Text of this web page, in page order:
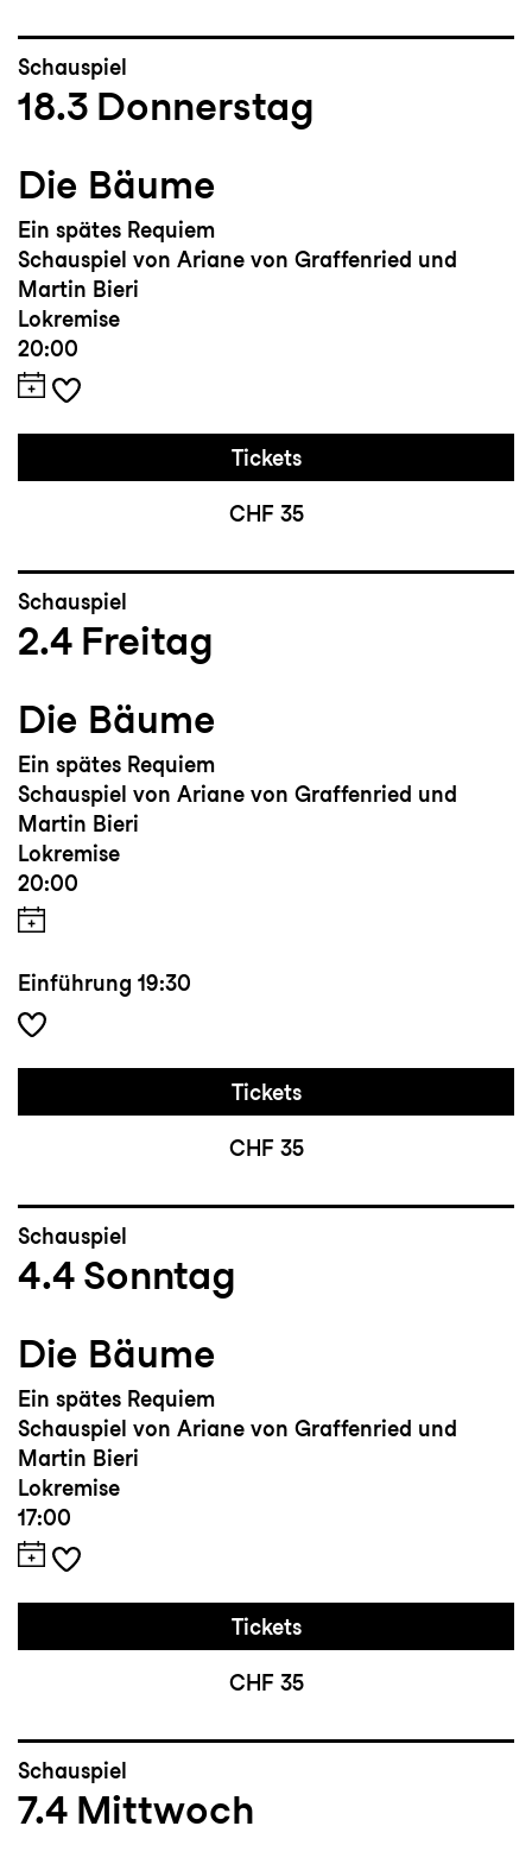
Schauspiel
18.3 Donnerstag
Die Bäume
Ein spätes Requiem
Schauspiel von Ariane von Graffenried und
Martin Bieri
Lokremise
20:00
Tickets
CHF 35
Schauspiel
2.4 Freitag
Die Bäume
Ein spätes Requiem
Schauspiel von Ariane von Graffenried und
Martin Bieri
Lokremise
20:00
Einführung 19:30
Tickets
CHF 35
Schauspiel
4.4 Sonntag
Die Bäume
Ein spätes Requiem
Schauspiel von Ariane von Graffenried und
Martin Bieri
Lokremise
17:00
Tickets
CHF 35
Schauspiel
7.4 Mittwoch